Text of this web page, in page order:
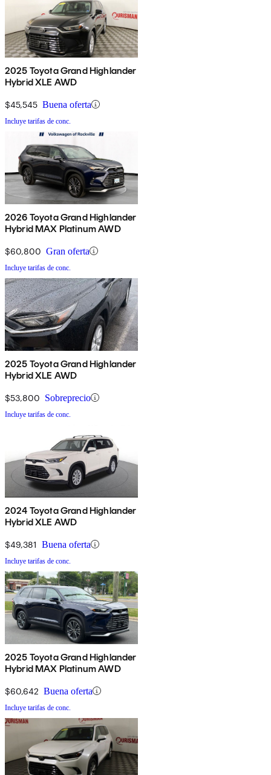
2025 Toyota Grand Highlander
Hybrid XLE AWD
$45,545 Buena oferta
Incluye tarifas de conc.
2026 Toyota Grand Highlander
Hybrid MAX Platinum AWD
$60,800 Gran oferta
Incluye tarifas de conc.
2025 Toyota Grand Highlander
Hybrid XLE AWD
$53,800 Sobreprecio
Incluye tarifas de conc.
2024 Toyota Grand Highlander
Hybrid XLE AWD
$49,381 Buena oferta
Incluye tarifas de conc.
2025 Toyota Grand Highlander
Hybrid MAX Platinum AWD
$60,642 Buena oferta
Incluye tarifas de conc.